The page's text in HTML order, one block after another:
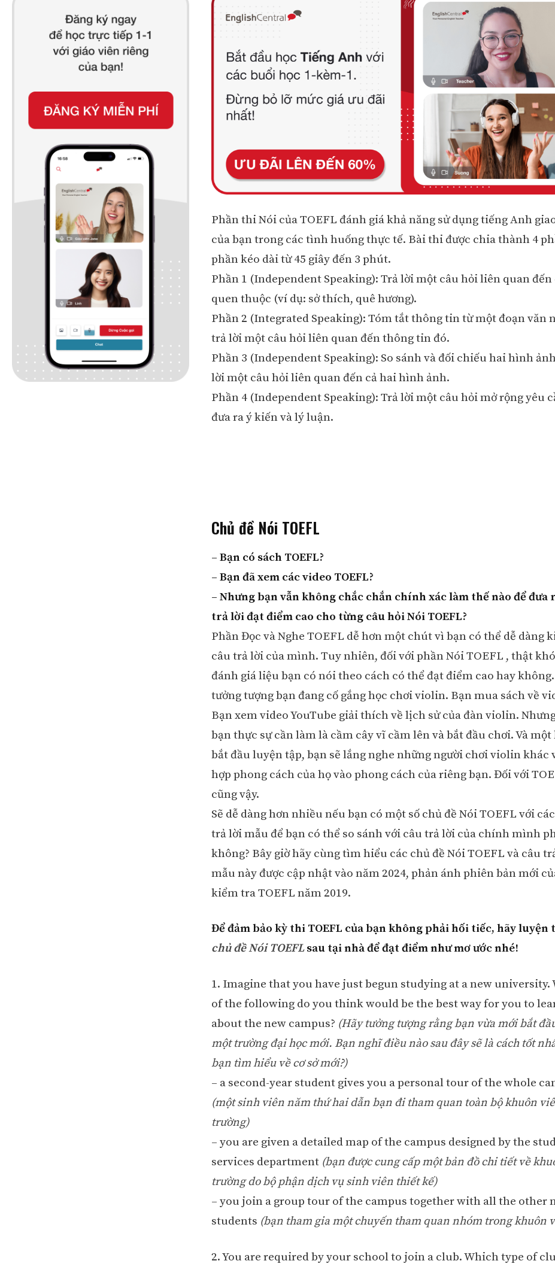
Phần thi Nói của TOEFL đánh giá khả năng sử dụng tiếng Anh
của bạn trong các tình huống thực tế. Bài thi được chia thành 4
phần kéo dài từ 45 giây đến 3 phút.
Phần 1 (Independent Speaking): Trả lời một câu hỏi liên quan đến
quen thuộc (ví dụ: sở thích, quê hương).
Phần 2 (Integrated Speaking): Tóm tắt thông tin từ một đoạn văn
trả lời một câu hỏi liên quan đến thông tin đó.
Phần 3 (Independent Speaking): So sánh và đối chiếu hai hình
lời một câu hỏi liên quan đến cả hai hình ảnh.
Phần 4 (Independent Speaking): Trả lời một câu hỏi mở rộng yêu
đưa ra ý kiến và lý luận.
Chủ đề Nói TOEFL
– Bạn có sách TOEFL?
– Bạn đã xem các video TOEFL?
– Nhưng bạn vẫn không chắc chắn chính xác làm thế nào để đưa
trả lời đạt điểm cao cho từng câu hỏi Nói TOEFL?
Phần Đọc và Nghe TOEFL dễ hơn một chút vì bạn có thể dễ dàng
câu trả lời của mình. Tuy nhiên, đối với phần Nói TOEFL , thật
đánh giá liệu bạn có nói theo cách có thể đạt điểm cao hay
tưởng tượng bạn đang cố gắng học chơi violin. Bạn mua sách về
Bạn xem video YouTube giải thích về lịch sử của đàn violin.
bạn thực sự cần làm là cầm cây vĩ cầm lên và bắt đầu chơi. Và
bắt đầu luyện tập, bạn sẽ lắng nghe những người chơi violin khác
hợp phong cách của họ vào phong cách của riêng bạn. Đối với
cũng vậy.
Sẽ dễ dàng hơn nhiều nếu bạn có một số chủ đề Nói TOEFL với
trả lời mẫu để bạn có thể so sánh với câu trả lời của chính mình
không? Bây giờ hãy cùng tìm hiểu các chủ đề Nói TOEFL và câu
mẫu này được cập nhật vào năm 2024, phản ánh phiên bản mới
kiểm tra TOEFL năm 2019.
Để đảm bảo kỳ thi TOEFL của bạn không phải hối tiếc, hãy luyện
chủ đề Nói TOEFLsau tại nhà để đạt điểm như mơ ước nhé!
1. Imagine that you have just begun studying at a new university.
of the following do you think would be the best way for you to
about the new campus? (Hãy tưởng tượng rằng bạn vừa mới bắt
một trường đại học mới. Bạn nghĩ điều nào sau đây sẽ là cách tốt
bạn tìm hiểu về cơ sở mới?)
– a second-year student gives you a personal tour of the whole
(một sinh viên năm thứ hai dẫn bạn đi tham quan toàn bộ khuôn
trường)
– you are given a detailed map of the campus designed by the
services department (bạn được cung cấp một bản đồ chi tiết về
trường do bộ phận dịch vụ sinh viên thiết kế)
– you join a group tour of the campus together with all the other
students (bạn tham gia một chuyến tham quan nhóm trong khuôn
2. You are required by your school to join a club. Which type of